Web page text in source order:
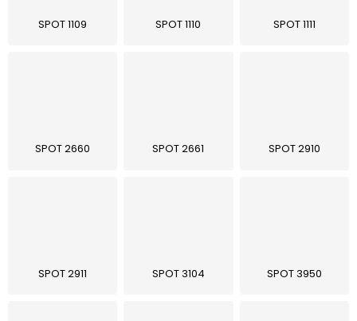
Gastro produkty
SPOT 1109 SPOT 1110 SPOT 1111
SPOT 2660 SPOT 2661 SPOT 2910
SPOT 2911 SPOT 3104 SPOT 3950